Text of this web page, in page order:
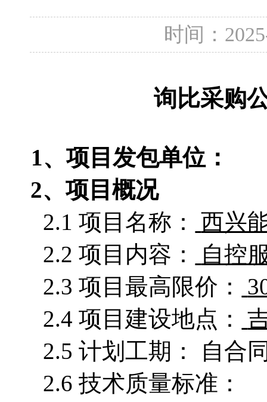
时间：
询比采购
1、项目发包单位：
2、项目概况
2.1 项目名称：
西兴
2.2 项目内容：
自控
2.3 项目最高限价：
2.4 项目建设地点：
2.5 计划工期： 自合
2.6 技术质量标准：